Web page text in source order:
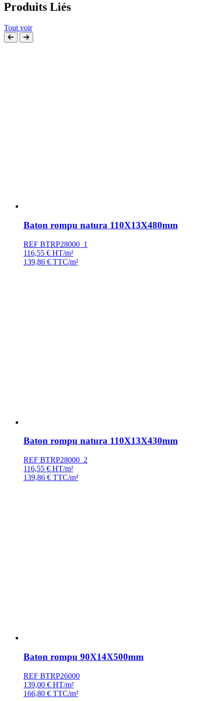
Produits Liés
Tout voir
Baton rompu natura 110X13X480mm
REF BTRP28000_1
116,55 € HT/m²
139,86 € TTC/m²
Baton rompu natura 110X13X430mm
REF BTRP28000_2
116,55 € HT/m²
139,86 € TTC/m²
Baton rompu 90X14X500mm
REF BTRP26000
139,00 € HT/m²
166,80 € TTC/m²